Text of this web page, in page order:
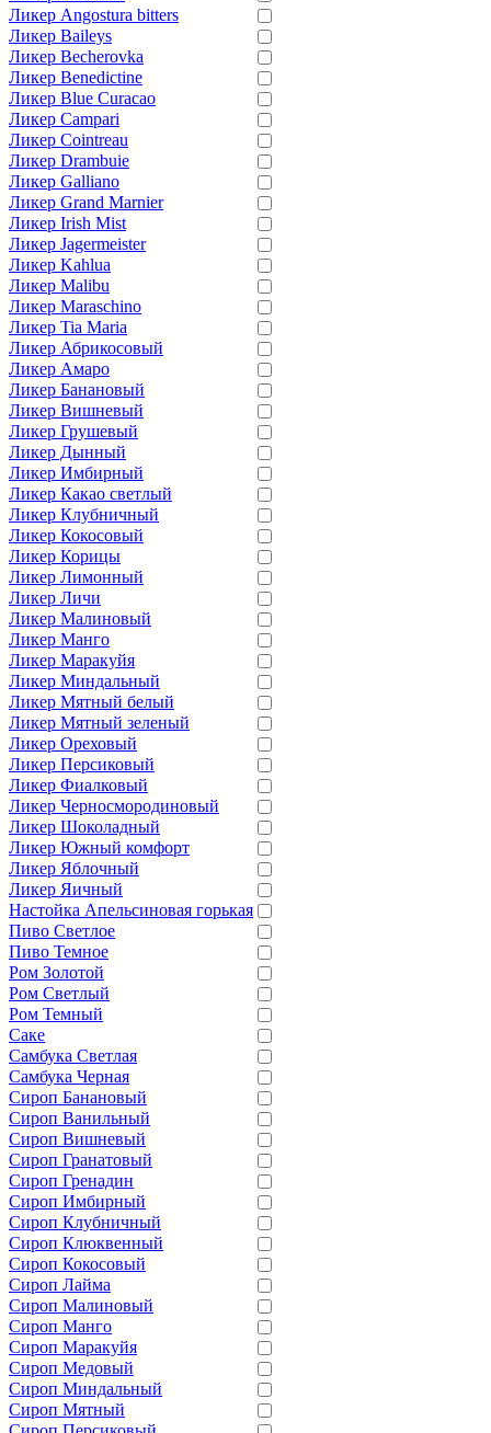
Ликер Angostura bitters
Ликер Baileys
Ликер Becherovka
Ликер Benedictine
Ликер Blue Curacao
Ликер Campari
Ликер Cointreau
Ликер Drambuie
Ликер Galliano
Ликер Grand Marnier
Ликер Irish Mist
Ликер Jagermeister
Ликер Kahlua
Ликер Malibu
Ликер Maraschino
Ликер Tia Maria
Ликер Абрикосовый
Ликер Амаро
Ликер Банановый
Ликер Вишневый
Ликер Грушевый
Ликер Дынный
Ликер Имбирный
Ликер Какао светлый
Ликер Клубничный
Ликер Кокосовый
Ликер Корицы
Ликер Лимонный
Ликер Личи
Ликер Малиновый
Ликер Манго
Ликер Маракуйя
Ликер Миндальный
Ликер Мятный белый
Ликер Мятный зеленый
Ликер Ореховый
Ликер Персиковый
Ликер Фиалковый
Ликер Черносмородиновый
Ликер Шоколадный
Ликер Южный комфорт
Ликер Яблочный
Ликер Яичный
Настойка Апельсиновая горькая
Пиво Светлое
Пиво Темное
Ром Золотой
Ром Светлый
Ром Темный
Саке
Самбука Светлая
Самбука Черная
Сироп Банановый
Сироп Ванильный
Сироп Вишневый
Сироп Гранатовый
Сироп Гренадин
Сироп Имбирный
Сироп Клубничный
Сироп Клюквенный
Сироп Кокосовый
Сироп Лайма
Сироп Малиновый
Сироп Манго
Сироп Маракуйя
Сироп Медовый
Сироп Миндальный
Сироп Мятный